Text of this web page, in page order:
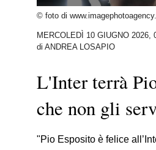
© foto di
MERCOLEDÌ 10 GIUGNO 2026,
di ANDREA LOSAPIO
L'Inter terrà
che non gli
"Pio Esposito è felice